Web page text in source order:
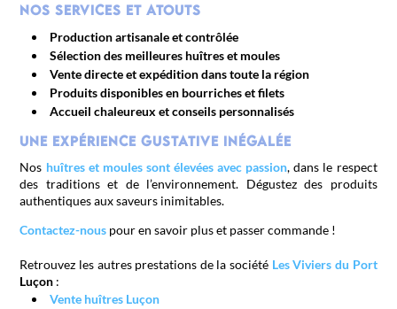
Nos services et atouts
Production artisanale et contrôlée
Sélection des meilleures huîtres et moules
Vente directe et expédition dans toute la région
Produits disponibles en bourriches et filets
Accueil chaleureux et conseils personnalisés
Une expérience gustative inégalée
Nos huîtres et moules sont élevées avec passion, dans le respect
des traditions et de l’environnement. Dégustez des produits
authentiques aux saveurs inimitables.
Contactez-nous pour en savoir plus et passer commande !
Retrouvez les autres prestations de la société Les Viviers du Port
Luçon :
Vente huîtres Luçon